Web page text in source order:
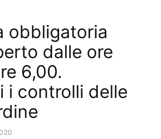
obbligatoria
dalle ore
6,00.
i controlli delle